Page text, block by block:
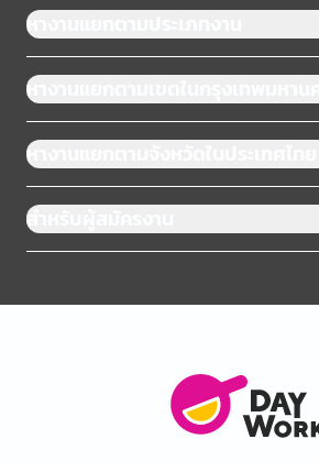
หางานแยกตามประเภทงาน
หางานแยกตามเขตในกรุงเทพมหานคร
หางานแยกตามจังหวัดในประเทศไทย
สำหรับผู้สมัครงาน